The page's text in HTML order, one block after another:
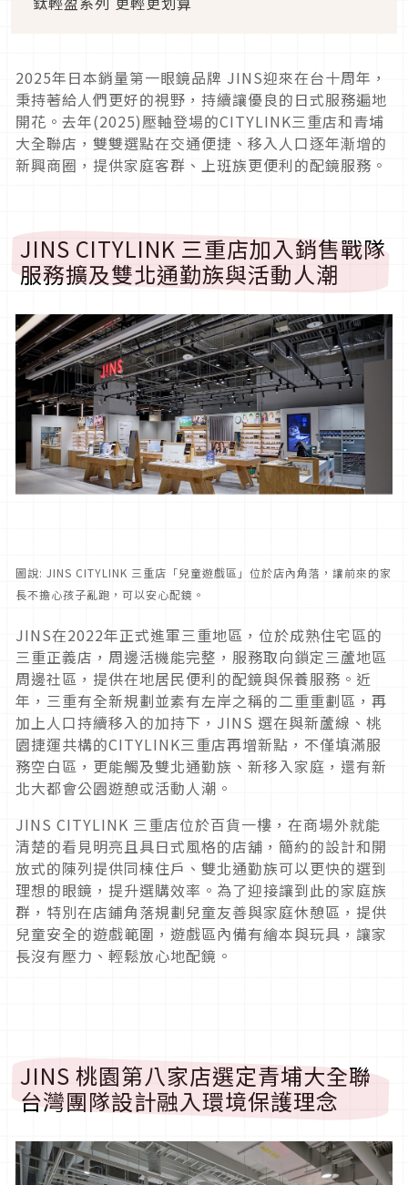
2025年日本銷量第一眼鏡品牌 JINS迎來在台十周年，
秉持著給人們更好的視野，持續讓優良的日式服務遍地
開花。去年(2025)壓軸登場的CITYLINK三重店和青埔
大全聯店，雙雙選點在交通便捷、移入人口逐年漸增的
新興商圈，提供家庭客群、上班族更便利的配鏡服務。
JINS CITYLINK 三重店加入銷售戰隊
服務擴及雙北通勤族與活動人潮
圖說: JINS CITYLINK 三重店「兒童遊戲區」位於店內角落，讓前來的家
長不擔心孩子亂跑，可以安心配鏡。
JINS在2022年正式進軍三重地區，位於成熟住宅區的
三重正義店，周邊活機能完整，服務取向鎖定三蘆地區
周邊社區，提供在地居民便利的配鏡與保養服務。近
年，三重有全新規劃並素有左岸之稱的二重重劃區，再
加上人口持續移入的加持下，JINS 選在與新蘆線、桃
園捷運共構的CITYLINK三重店再增新點，不僅填滿服
務空白區，更能觸及雙北通勤族、新移入家庭，還有新
北大都會公園遊憩或活動人潮。
JINS CITYLINK 三重店位於百貨一樓，在商場外就能
清楚的看見明亮且具日式風格的店舖，簡約的設計和開
放式的陳列提供同棟住戶、雙北通勤族可以更快的選到
理想的眼鏡，提升選購效率。為了迎接讓到此的家庭族
群，特別在店鋪角落規劃兒童友善與家庭休憩區，提供
兒童安全的遊戲範圍，遊戲區內備有繪本與玩具，讓家
長沒有壓力、輕鬆放心地配鏡。
JINS 桃園第八家店選定青埔大全聯
台灣團隊設計融入環境保護理念